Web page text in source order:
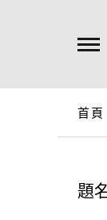
首頁
題